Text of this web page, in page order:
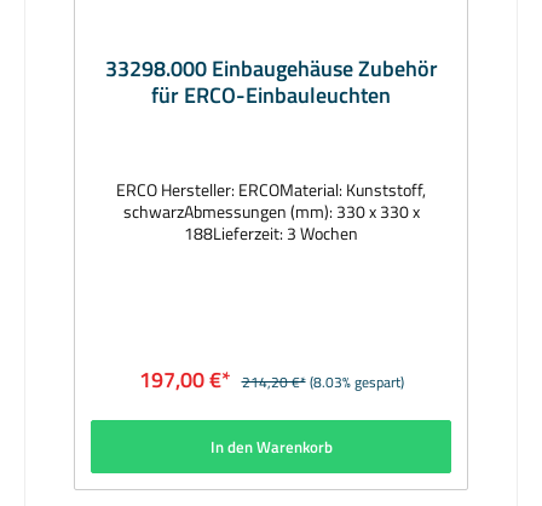
33298.000 Einbaugehäuse Zubehör
für ERCO-Einbauleuchten
ERCO Hersteller: ERCOMaterial: Kunststoff,
schwarzAbmessungen (mm): 330 x 330 x
188Lieferzeit: 3 Wochen
197,00 €* 214,20 €*(8.03% gespart)
In den Warenkorb